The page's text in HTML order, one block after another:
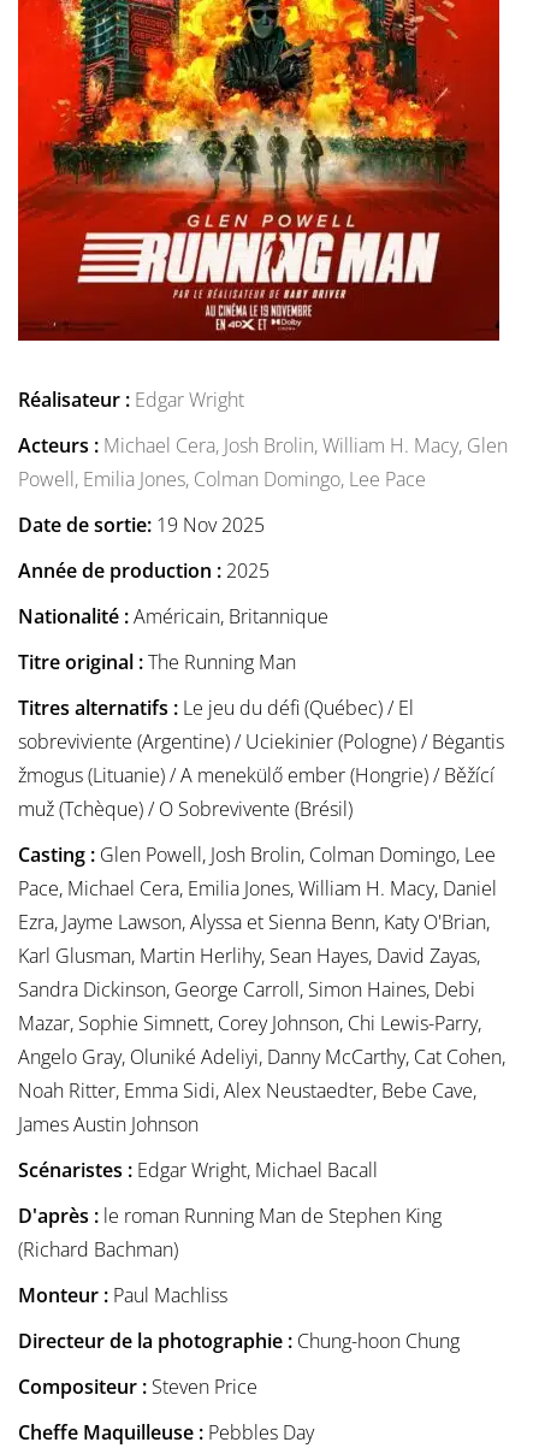
Réalisateur : Edgar Wright
Acteurs : Michael Cera, Josh Brolin,William H. Macy, Glen
Powell, Emilia Jones, Colman Domingo, Lee Pace
Date de sortie: 19 Nov 2025
Année de production : 2025
Nationalité :Américain, Britannique
Titre original :The Running Man
Titres alternatifs : Le jeu du défi (Québec) / El
sobreviviente (Argentine) / Uciekinier (Pologne) / Bėgantis
žmogus (Lituanie) / A menekülő ember (Hongrie) / Běžící
muž (Tchèque) / O Sobrevivente (Brésil)
Casting : Glen Powell, Josh Brolin, Colman Domingo, Lee
Pace, Michael Cera, Emilia Jones, William H. Macy, Daniel
Ezra, Jayme Lawson, Alyssa et Sienna Benn, Katy O'Brian,
Karl Glusman, Martin Herlihy, Sean Hayes, David Zayas,
Sandra Dickinson, George Carroll, Simon Haines, Debi
Mazar, Sophie Simnett, Corey Johnson, Chi Lewis-Parry,
Angelo Gray, Oluniké Adeliyi, Danny McCarthy, Cat Cohen,
Noah Ritter, Emma Sidi, Alex Neustaedter, Bebe Cave,
James Austin Johnson
Scénaristes : Edgar Wright, Michael Bacall
D'après : le roman Running Man de Stephen King
(Richard Bachman)
Monteur : Paul Machliss
Directeur de la photographie : Chung-hoon Chung
Compositeur : Steven Price
Cheffe Maquilleuse : Pebbles Day